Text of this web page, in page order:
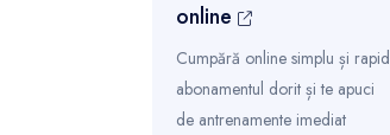
online
Cumpără online simplu și rapid
abonamentul dorit și te apuci
de antrenamente imediat